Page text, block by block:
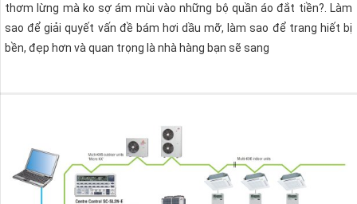
thơm lừng mà ko sợ ám mùi vào những bộ quần áo đắt tiền?. Làm
sao để giải quyết vấn đề bám hơi dầu mỡ, làm sao để trang hiết bị
bền, đẹp hơn và quan trọng là nhà hàng bạn sẽ sang